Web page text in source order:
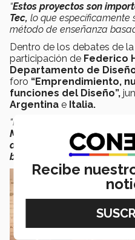
“Estos proyectos son
Tec, lo que específicamente
método de enseñanza
Dentro de los debates de la
participación de Federico
Departamento de
foro “Emprendimiento,
funciones del Diseño”,
Argentina e Italia.
“Habló de como abordamos
Modelo Tec 21y de comola
de diferentes perfiles y
beneficio,
algo que fue bien
Recibe